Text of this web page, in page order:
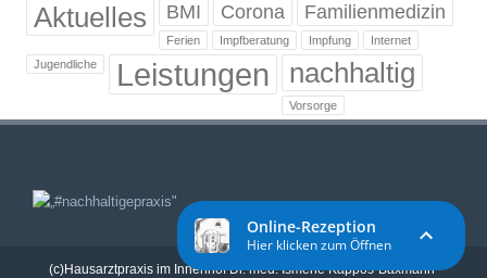
Aktuelles BMI Corona Familienmedizin
Ferien Impfberatung Impfung
Internet
Jugendliche
Leistungen nachhaltig
Vorsorge
(c)Hausarztpraxis im Innenhof Dr. med. Ismene Kappos-Baxmann